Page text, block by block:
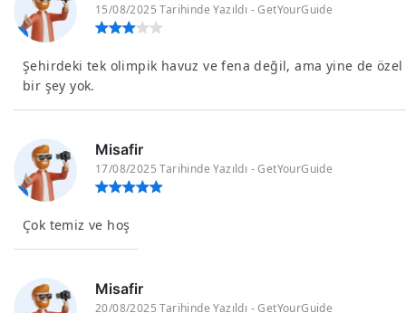
15/08/2025 Tarihinde Yazıldı - GetYourGuide
Şehirdeki tek olimpik havuz ve fena değil, ama yine de özel
bir şey yok.
Misafir
17/08/2025 Tarihinde Yazıldı - GetYourGuide
Çok temiz ve hoş
Misafir
20/08/2025 Tarihinde Yazıldı - GetYourGuide